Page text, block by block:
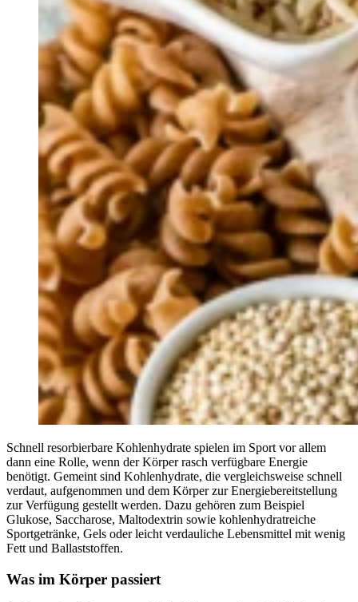
Schnell resorbierbare Kohlenhydrate spielen im Sport vor allem
dann eine Rolle, wenn der Körper rasch verfügbare Energie
benötigt. Gemeint sind Kohlenhydrate, die vergleichsweise schnell
verdaut, aufgenommen und dem Körper zur Energiebereitstellung
zur Verfügung gestellt werden. Dazu gehören zum Beispiel
Glukose, Saccharose, Maltodextrin sowie kohlenhydratreiche
Sportgetränke, Gels oder leicht verdauliche Lebensmittel mit wenig
Fett und Ballaststoffen.
Was im Körper passiert